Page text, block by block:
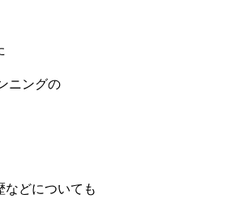
ニングの
などについても